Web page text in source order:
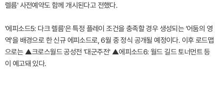
렐름' 사전예약도 함께 개시된다고 전했다.
'에피소드5: 다크 렐름'은 특정 플레이 조건을 충족할 경우 생성되는 '어둠의 영
역'을 배경으로 한 신규 에피소드로, 6월 중 정식 공개될 예정이다. 이후 로드맵
으로는 ▲크로스월드 공성전 '대군주전' ▲에피소드6: 월드 길드 토너먼트 등
이 예고돼 있다.